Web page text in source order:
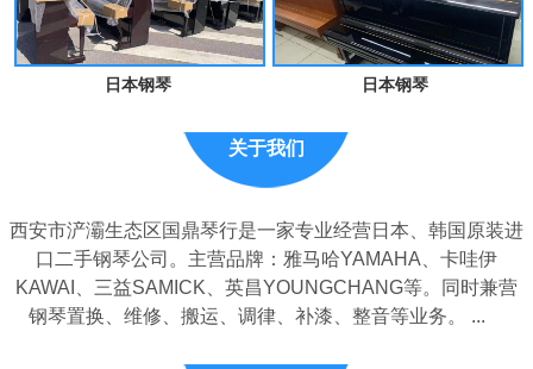
日本钢琴 日本钢琴
关于我们
西安市浐灞生态区国鼎琴行是一家专业经营日本、韩国原装进
口二手钢琴公司。主营品牌：雅马哈YAMAHA、卡哇伊
KAWAI、三益SAMICK、英昌YOUNGCHANG等。同时兼营
钢琴置换、维修、搬运、调律、补漆、整音等业务。 ...